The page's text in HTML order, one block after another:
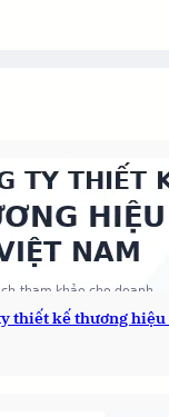
thiết kế thương